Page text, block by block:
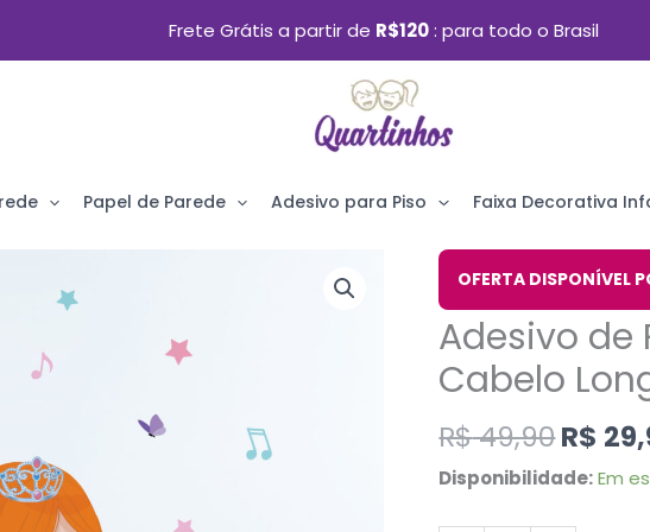
Frete Grátis a partir de R$120 para todo o Brasil
Papel de Parede Adesivo para Piso Faixa Decorativa
OFERTA DISPONÍVEL
Adesivo de
Cabelo
R$49,90
O
preço
era:
R$
R$
Disponibilidade: Em
Adesivo
de
Parede
Bailarina
Cabelo
Longo